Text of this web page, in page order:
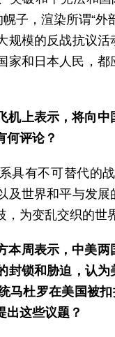
子，渲染所谓“
规模的反战抗议
和日本人民，
机上表示，将向
何评论？
具有不可替代的
及世界和平与发
，为变乱交织的世
本周表示，中美
封锁和胁迫，认
马杜罗在美国被
出这些议题？